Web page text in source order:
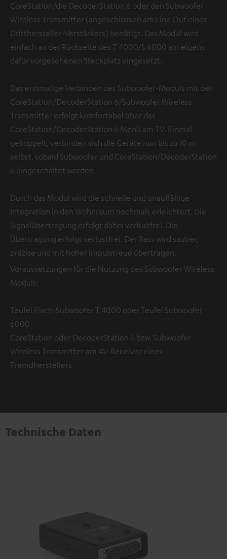
CoreStation/die DecoderStation 6 oder den Subwoofer
Wireless Transmitter (angeschlossen am Line Out eines
Dritthersteller-Verstärkers) benötigt. Das Modul wird
einfach an der Rückseite des T 4000/S 6000 am eigens
dafür vorgesehenen Steckplatz eingesetzt.
Das erstmalige Verbinden des Subwoofer-Moduls mit der
CoreStation/DecoderStation 6/Subwoofer Wireless
Transmitter erfolgt komfortabel über das
CoreStation/DecoderStation 6 Menü am TV. Einmal
gekoppelt, verbinden sich die Geräte nun bis zu 10 m
selbst, sobald Subwoofer und CoreStation/DecoderStation
6 eingeschaltet werden.
Durch das Modul wird die schnelle und unauffällige
Integration in den Wohnraum nochmals erleichtert. Die
Signalübertragung erfolgt dabei verlustfrei. Die
Übertragung erfolgt verlustfrei. Der Bass wird sauber,
präzise und mit hoher Impulstreue übertragen.
Voraussetzungen für die Nutzung des Subwoofer Wireless
Moduls:
Teufel Flach-Subwoofer T 4000 oder Teufel Subwoofer
6000
CoreStation oder DecoderStation 6 bzw. Subwoofer
Wireless Transmitter am AV-Receiver eines
Fremdherstellers
Technische Daten